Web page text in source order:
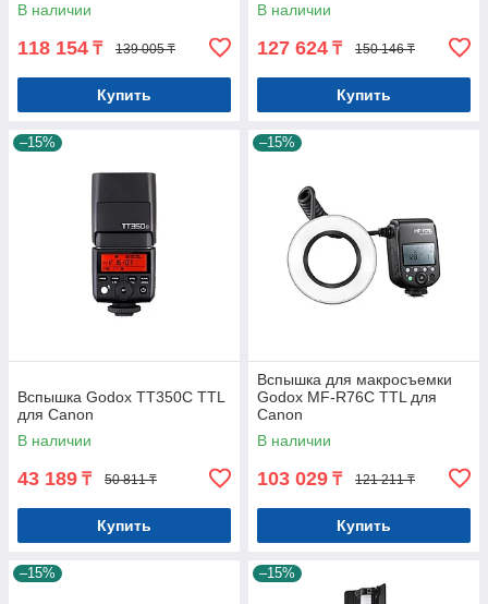
В наличии
118 154 ₸ 139 005 ₸
Купить
В наличии
127 624 ₸ 150 146 ₸
Купить
–15%
Вспышка Godox TT350C TTL
для Canon
В наличии
43 189 ₸ 50 811 ₸
Купить
–15%
Вспышка для макросъемки
Godox MF-R76C TTL для
Canon
В наличии
103 029 ₸ 121 211 ₸
Купить
–15% –15%